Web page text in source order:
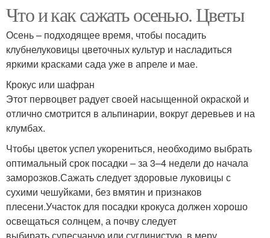
Что и как сажать осенью. Цветы
Осень – подходящее время, чтобы посадить
клубнелуковицы цветочных культур и насладиться
яркими красками сада уже в апреле и мае.
Крокус или шафран
Этот первоцвет радует своей насыщенной окраской и
отлично смотрится в альпинарии, вокруг деревьев и на
клумбах.
Чтобы цветок успел укорениться, необходимо выбрать
оптимальный срок посадки – за 3–4 недели до начала
заморозков.Сажать следует здоровые луковицы с
сухими чешуйками, без вмятин и признаков
плесени.Участок для посадки крокуса должен хорошо
освещаться солнцем, а почву следует
выбирать супесчаную или суглинистую, в меру